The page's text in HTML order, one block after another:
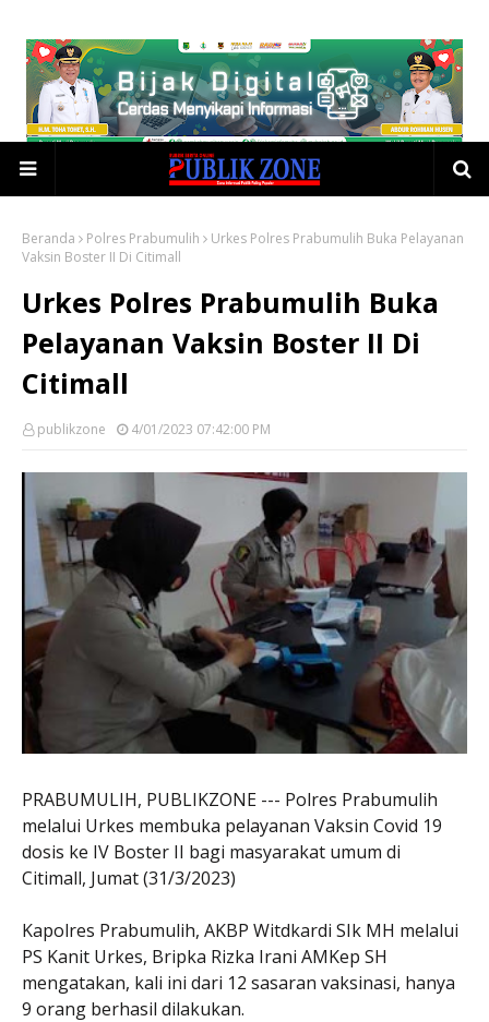
Beranda Polres Prabumulih
Urkes Polres Prabumulih Buka Pelayanan
Vaksin Boster II Di Citimall
Urkes Polres Prabumulih Buka
Pelayanan Vaksin Boster II Di
Citimall
publikzone 4/01/2023 07:42:00 PM
PRABUMULIH, PUBLIKZONE --- Polres Prabumulih
melalui Urkes membuka pelayanan Vaksin Covid 19
dosis ke IV Boster II bagi masyarakat umum di
Citimall, Jumat (31/3/2023)
Kapolres Prabumulih, AKBP Witdkardi SIk MH melalui
PS Kanit Urkes, Bripka Rizka Irani AMKep SH
mengatakan, kali ini dari 12 sasaran vaksinasi, hanya
9 orang berhasil dilakukan.